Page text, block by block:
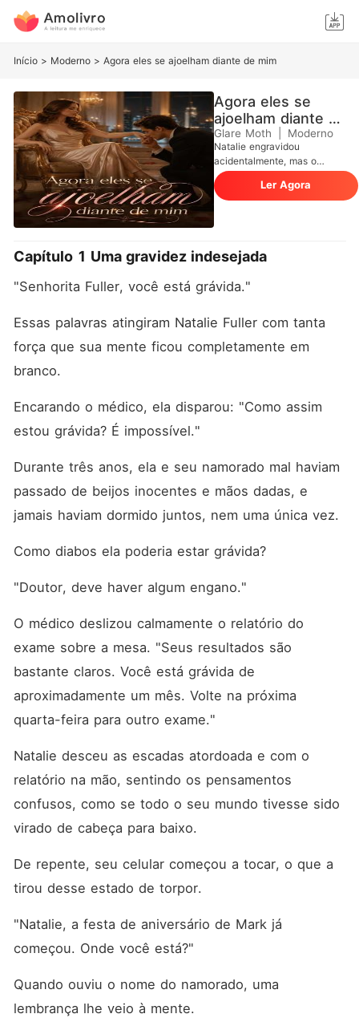
Início > Moderno > Agora eles se ajoelham diante de mim
Agora eles se
ajoelham diante de
mim
Glare Moth Moderno
Natalie engravidou
acidentalmente, mas o
primeiro amor do seu
namorado voltou e a
transformou na piada da
elogiavam sua irmã adotiva,
sem nunca perceber que ela
da ascensão da sua família.
prêmios de cinema, as
carreira de ídolo existiam por
forçaram a se casar com um
tarde demais. O ex implorou
desculpas. Pode me perdoar
pelo bem do nosso filho?"
Um homem poderoso
não tem nada a ver com
Ler Agora
Capítulo 1 Uma gravidez indesejada
"Senhorita Fuller, você está grávida."
Essas palavras atingiram Natalie Fuller com tanta
força que sua mente ficou completamente em
branco.
Encarando o médico, ela disparou: "Como assim
estou grávida? É impossível."
Durante três anos, ela e seu namorado mal haviam
passado de beijos inocentes e mãos dadas, e
jamais haviam dormido juntos, nem uma única vez.
Como diabos ela poderia estar grávida?
"Doutor, deve haver algum engano."
O médico deslizou calmamente o relatório do
exame sobre a mesa. "Seus resultados são
bastante claros. Você está grávida de
aproximadamente um mês. Volte na próxima
quarta-feira para outro exame."
Natalie desceu as escadas atordoada e com o
relatório na mão, sentindo os pensamentos
confusos, como se todo o seu mundo tivesse sido
virado de cabeça para baixo.
De repente, seu celular começou a tocar, o que a
tirou desse estado de torpor.
"Natalie, a festa de aniversário de Mark já
começou. Onde você está?"
Quando ouviu o nome do namorado, uma
lembrança lhe veio à mente.